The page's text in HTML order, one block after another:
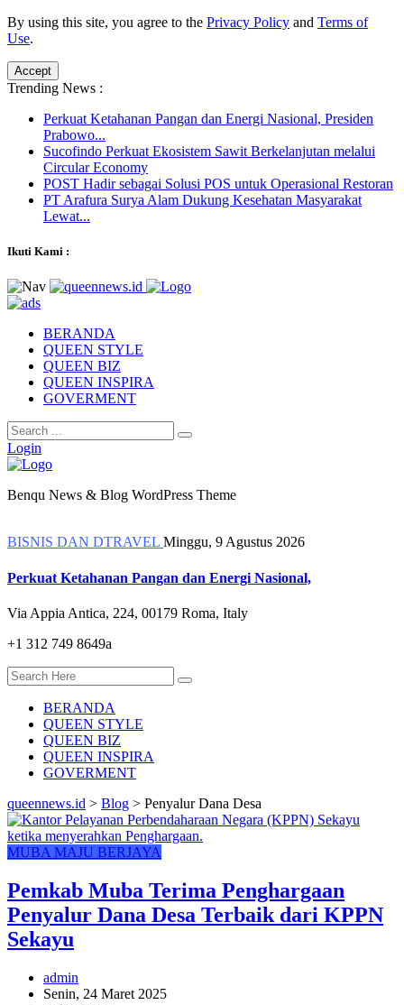
By using this site, you agree to the Privacy Policy and Terms of
Use.
Accept
Trending News :
Perkuat Ketahanan Pangan dan Energi Nasional, Presiden
Prabowo...
Sucofindo Perkuat Ekosistem Sawit Berkelanjutan melalui
Circular Economy
POST Hadir sebagai Solusi POS untuk Operasional Restoran
PT Arafura Surya Alam Dukung Kesehatan Masyarakat
Lewat...
Ikuti Kami :
BERANDA
QUEEN STYLE
QUEEN BIZ
QUEEN INSPIRA
GOVERMENT
Login
Benqu News & Blog WordPress Theme
BISNIS DAN DTRAVEL Minggu, 9 Agustus 2026
Perkuat Ketahanan Pangan dan Energi Nasional,
Via Appia Antica, 224, 00179 Roma, Italy
+1 312 749 8649a
BERANDA
QUEEN STYLE
QUEEN BIZ
QUEEN INSPIRA
GOVERMENT
queennews.id > Blog > Penyalur Dana Desa
MUBA MAJU BERJAYA
Pemkab Muba Terima Penghargaan
Penyalur Dana Desa Terbaik dari KPPN
Sekayu
admin
Senin, 24 Maret 2025